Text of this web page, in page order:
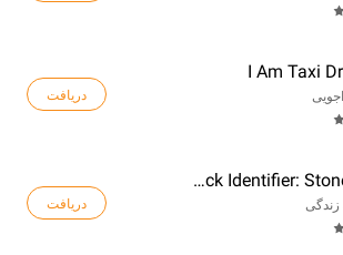
I Am Taxi
دریافت
Rock Identifier: Stone ID
دریافت